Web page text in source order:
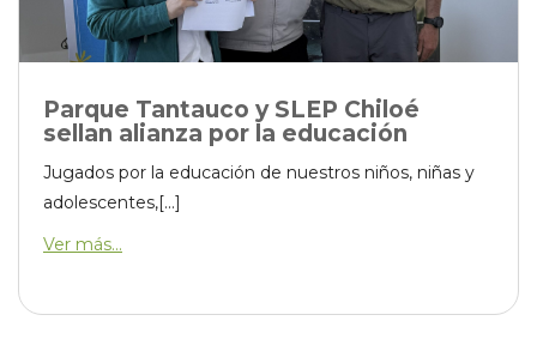
Parque Tantauco y SLEP Chiloé
sellan alianza por la educación
Jugados por la educación de nuestros niños, niñas y
adolescentes,[...]
Ver más...